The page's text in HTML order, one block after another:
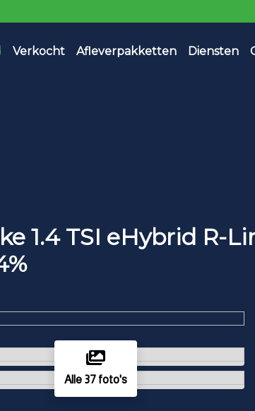
Verkocht Afleverpakketten Diensten
1.4 TSI eHybrid R-
Alle 37 foto's